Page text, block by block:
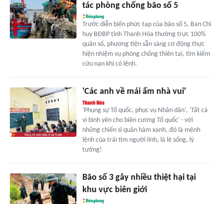
tác phòng chống bão số 5
Trước diễn biến phức tạp của bão số 5, Ban Chỉ
huy BĐBP tỉnh Thanh Hóa thường trực 100%
quân số, phương tiện sẵn sàng cơ động thực
hiện nhiệm vụ phòng chống thiên tai, tìm kiếm
cứu nạn khi có lệnh.
'Các anh về mái ấm nhà vui'
'Phụng sự Tổ quốc, phục vụ Nhân dân', 'Tất cả
vì bình yên cho biên cương Tổ quốc' - với
những chiến sĩ quân hàm xanh, đó là mệnh
lệnh của trái tim người lính, là lẽ sống, lý
tưởng!
Bão số 3 gây nhiều thiệt hại tại
khu vực biên giới